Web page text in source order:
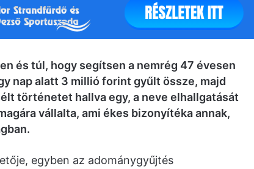
és túl, hogy segítsen a nemrég 47 évesen
nap alatt 3 millió forint gyűlt össze, majd
történetet hallva egy, a neve elhallgatását
vállalta, ami ékes bizonyítéka annak,
egyben az adománygyűjtés